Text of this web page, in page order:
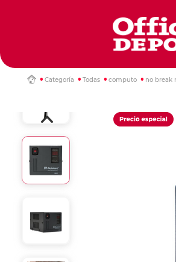
Categoría Todas computo no break